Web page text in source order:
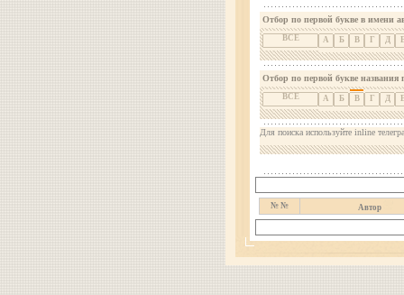
Отбор по первой букве в имени
ВСЕ А Б В Г Д
Отбор по первой букве названия
ВСЕ А Б В Г Д
Для поиска используйте inline
№ № Автор